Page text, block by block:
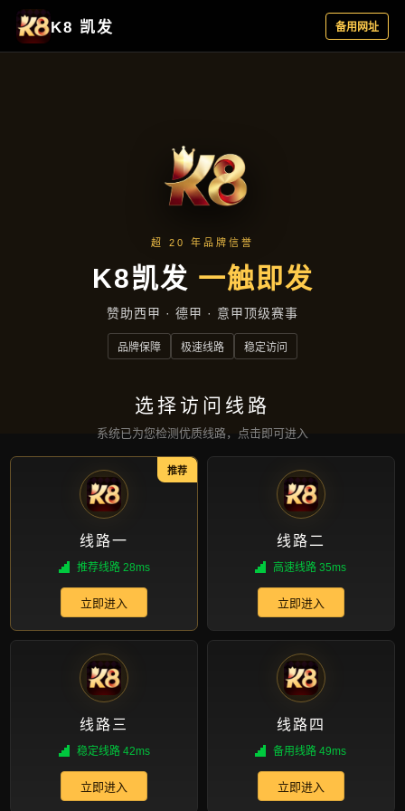
顶级手机体育大厅：掌上赛事模拟，
高清操作刺激
ding ji shou ji ti yu da ting zhang shang sai shi mo ni
gao qing cao zuo ci ji
联系电话